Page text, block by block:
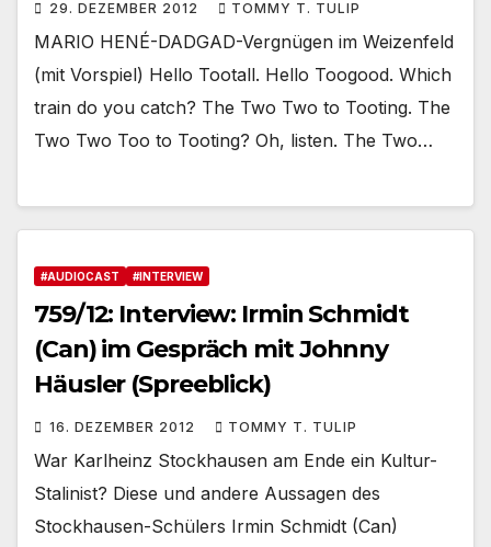
29. DEZEMBER 2012 TOMMY T. TULIP
MARIO HENÉ-DADGAD-Vergnügen im Weizenfeld
(mit Vorspiel) Hello Tootall. Hello Toogood. Which
train do you catch? The Two Two to Tooting. The
Two Two Too to Tooting? Oh, listen. The Two…
#AUDIOCAST #INTERVIEW
759/12: Interview: Irmin Schmidt
(Can) im Gespräch mit Johnny
Häusler (Spreeblick)
16. DEZEMBER 2012 TOMMY T. TULIP
War Karlheinz Stockhausen am Ende ein Kultur-
Stalinist? Diese und andere Aussagen des
Stockhausen-Schülers Irmin Schmidt (Can)